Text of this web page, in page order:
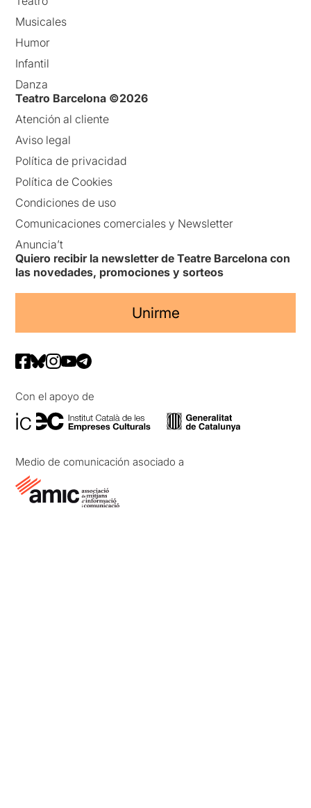
Musicales
Humor
Infantil
Danza
Teatro Barcelona ©2026
Atención al cliente
Aviso legal
Política de privacidad
Política de Cookies
Condiciones de uso
Comunicaciones comerciales y Newsletter
Anuncia’t
Quiero recibir la newsletter de Teatre Barcelona con
las novedades, promociones y sorteos
Unirme
Con el apoyo de
Medio de comunicación asociado a